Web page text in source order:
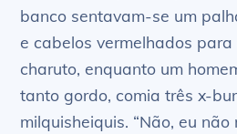
banco sentavam-se um
e cabelos vermelhados
charuto, enquanto um
tanto gordo, comia três x-
milquisheiquis. “Não, eu não